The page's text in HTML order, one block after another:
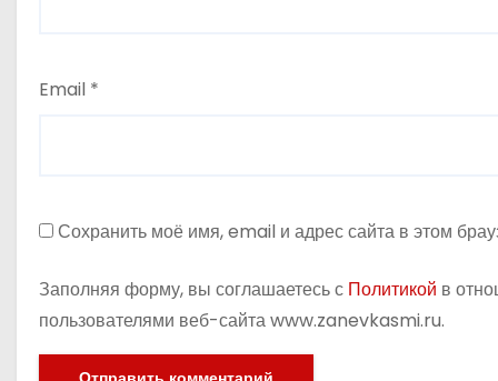
Email *
Сохранить моё имя, email и адрес сайта в этом
Заполняя форму, вы соглашаетесь с Политикой в
пользователями веб-сайта www.zanevkasmi.ru.